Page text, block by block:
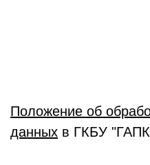
Положение об
данных в ГКБУ